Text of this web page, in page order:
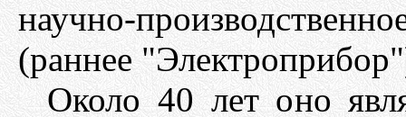
научно-
(раннее
Около 40 лет оно